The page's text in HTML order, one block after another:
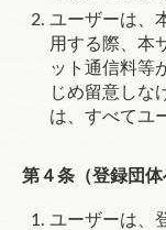
ユーザーは、
用する際、本
ット通信料等
じめ留意しな
は、すべてユ
第４条（登録団体
ユーザーは、